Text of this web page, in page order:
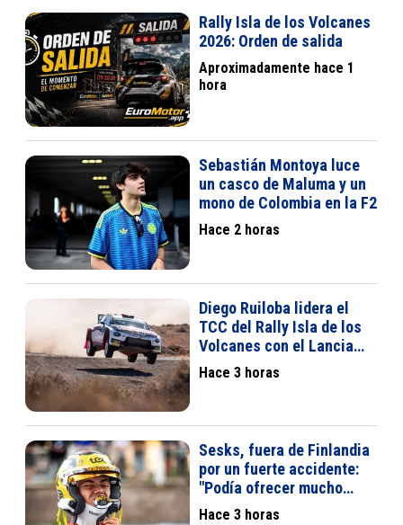
Rally Isla de los Volcanes
2026: Orden de salida
Aproximadamente hace 1
hora
Sebastián Montoya luce
un casco de Maluma y un
mono de Colombia en la F2
Hace 2 horas
Diego Ruiloba lidera el
TCC del Rally Isla de los
Volcanes con el Lancia
Ypsilon Rally2 HF
Hace 3 horas
Sesks, fuera de Finlandia
por un fuerte accidente:
"Podía ofrecer mucho
más"
Hace 3 horas